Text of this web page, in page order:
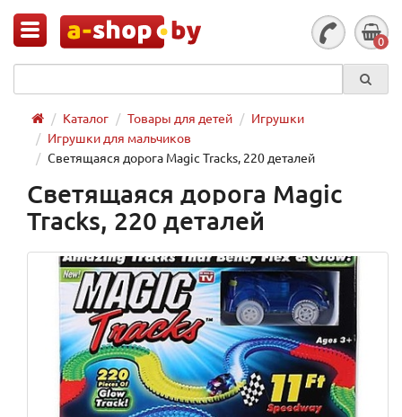
0
Каталог Товары для детей
Игрушки
Игрушки для мальчиков
Светящаяся дорога Magic Tracks, 220 деталей
Светящаяся дорога Magic
Tracks, 220 деталей